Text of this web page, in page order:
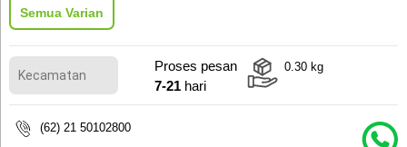
Tipe 2
Woodgrain Tipe 330 x 39mm Tipe 130 x 64
Semua Varian
Proses pesan
7-21 hari
0.30 kg
(62) 21 50102800